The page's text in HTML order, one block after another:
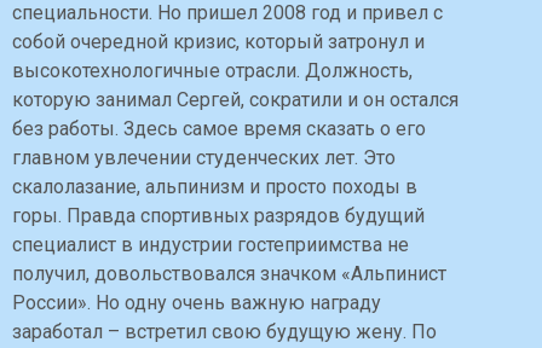
специальности. Но пришел 2008 год и привел с
собой очередной кризис, который затронул и
высокотехнологичные отрасли. Должность,
которую занимал Сергей, сократили и он остался
без работы. Здесь самое время сказать о его
главном увлечении студенческих лет. Это
скалолазание, альпинизм и просто походы в
горы. Правда спортивных разрядов будущий
специалист в индустрии гостеприимства не
получил, довольствовался значком «Альпинист
России». Но одну очень важную награду
заработал – встретил свою будущую жену. По